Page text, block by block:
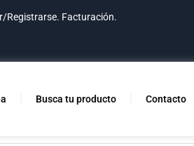
Registrarse. Facturación.
Busca tu producto Contacto